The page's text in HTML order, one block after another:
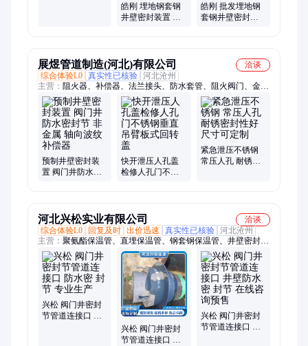
皓刚 埋地钢套钢
井壁密封装置 阀
皓刚 批发埋地钢
套钢井壁密封装
展煜管道制造(河北)有限公司
洽谈
综合体验L0 真实性已核验 河北沧州
主营： 阻火器、补偿器、法兰接头、防水套管、阻火阀门、金属
膨胀节、直埋套筒膨胀节、蒸汽管道、燃气管道、通风管道、绝
缘法兰、电气排管、压力容器、绝缘接头、管道接头、不锈钢法
兰、阻燃型防火器、硫化气体管道、不锈钢阻火芯、气法兰阻火
器、刚性密闭钢套管
预制井壁密封装
置 阀门井防水密
快开泄压人孔盖
检修人孔门不锈
紧急泄压不锈钢
常压人孔 耐锈密
河北兴松实业有限公司
洽谈
综合体验L0
回复及时 出价迅速 真实性已核验 河北沧州
主营： 聚氨酯保温管、直埋保温管、钢套钢保温管、井壁密封、
固定节、疏水节、防腐钢管、补偿器、管托、钢套钢弯头
兴松 阀门井密封
节管道连接口 防
兴松 阀门井密封
节管道连接口 防
兴松 阀门井密封
节管道连接口 井